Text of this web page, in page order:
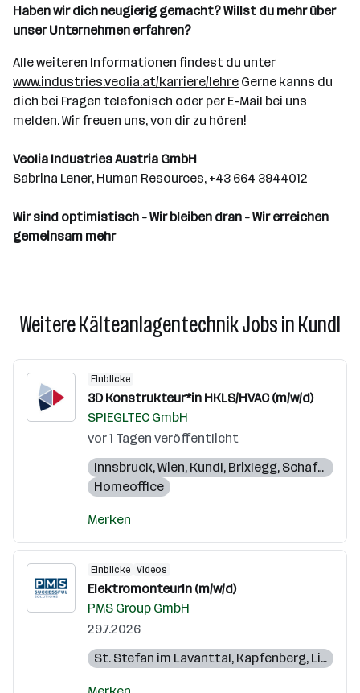
Haben wir dich neugierig gemacht? Willst du mehr über
unser Unternehmen erfahren?
Alle weiteren Informationen findest du unter
www.industries.veolia.at/karriere/lehre Gerne kanns du
dich bei Fragen telefonisch oder per E-Mail bei uns
melden. Wir freuen uns, von dir zu hören!
Veolia Industries Austria GmbH
Sabrina Lener, Human Resources, +43 664 3944012
Wir sind optimistisch - Wir bleiben dran - Wir erreichen
gemeinsam mehr
Weitere Kälteanlagentechnik Jobs in Kundl
Einblicke
3D Konstrukteur*in HKLS/HVAC (m/w/d)
SPIEGLTEC GmbH
vor 1 Tagen veröffentlicht
Innsbruck,Wien, Kundl, Brixlegg, Schaftenau
Homeoffice
Merken
Einblicke Videos
ElektromonteurIn (m/w/d)
PMS Group GmbH
29.7.2026
St. Stefan im Lavanttal, Kapfenberg, Linz